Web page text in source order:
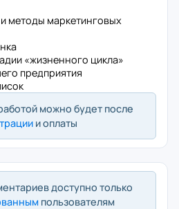
методы маркетинговых
«жизненного цикла»
предприятия
можно будет после
и оплаты
доступно только
пользователям